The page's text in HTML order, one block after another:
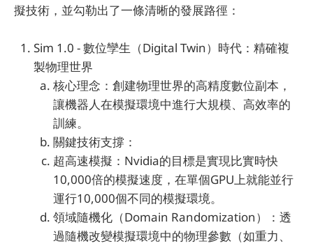
擬技術，並勾勒出了一條清晰的發展路徑：
Sim 1.0 - 數位孿生（Digital Twin）時代：精確複
製物理世界
核心理念：創建物理世界的高精度數位副本，
讓機器人在模擬環境中進行大規模、高效率的
訓練。
關鍵技術支撐：
超高速模擬：Nvidia的目標是實現比實時快
10,000倍的模擬速度，在單個GPU上就能並行
運行10,000個不同的模擬環境。
領域隨機化（Domain Randomization）：透
過隨機改變模擬環境中的物理參數（如重力、